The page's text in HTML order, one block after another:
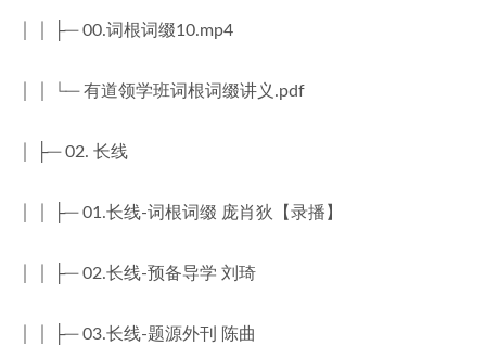
│ │ ├─ 00.词根词缀10.mp4
│ │ └─ 有道领学班词根词缀讲义.pdf
│ ├─ 02. 长线
│ │ ├─ 01.长线-词根词缀 庞肖狄【录播】
│ │ ├─ 02.长线-预备导学 刘琦
│ │ ├─ 03.长线-题源外刊 陈曲